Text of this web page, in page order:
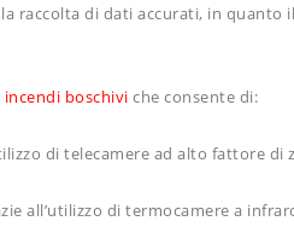
raccolta di dati accurati, in quanto
boschivi che consente di:
di telecamere ad alto fattore
all’utilizzo di termocamere a